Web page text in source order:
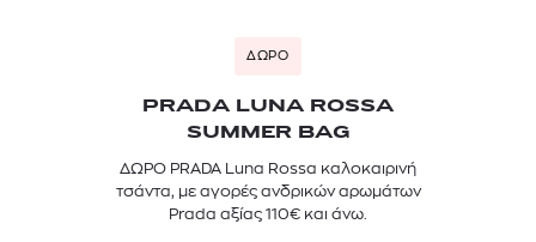
ΔΩΡΟ
PRADA LUNA ROSSA
SUMMER BAG
ΔΩΡΟ PRADA Luna Rossa καλοκαιρινή
τσάντα, με αγορές ανδρικών αρωμάτων
Prada αξίας 110€ και άνω.